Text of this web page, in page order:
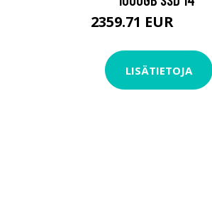
2359.71 EUR
LISÄTIETOJA